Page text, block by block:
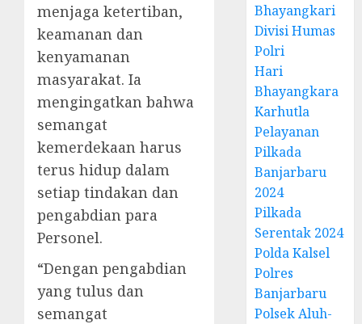
menjaga ketertiban,
keamanan dan
kenyamanan
masyarakat. Ia
mengingatkan bahwa
semangat
kemerdekaan harus
terus hidup dalam
setiap tindakan dan
pengabdian para
Personel.
“Dengan pengabdian
yang tulus dan
semangat
Bhayangkari
Divisi Humas
Polri
Hari
Bhayangkara
Karhutla
Pelayanan
Pilkada
Banjarbaru
2024
Pilkada
Serentak 2024
Polda Kalsel
Polres
Banjarbaru
Polsek Aluh-